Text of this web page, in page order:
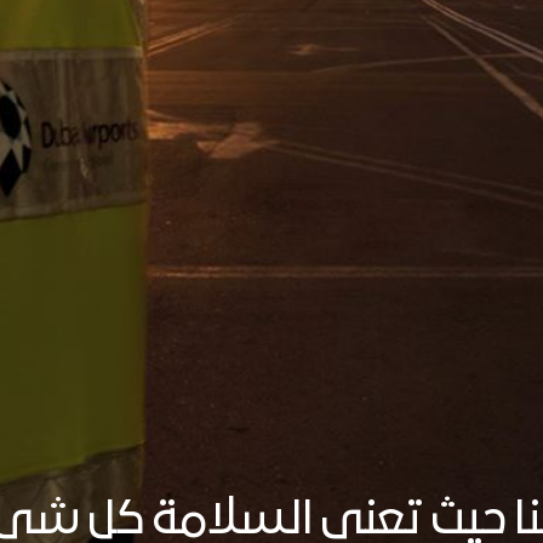
حيث تعني السلامة كل